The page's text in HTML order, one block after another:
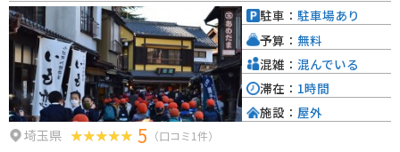
ブームも重なり「映え」スポットとしても大いに楽しめます。
埼玉県 5 （口コミ1件）
駐車： 駐車場あり
予算： 無料
混雑： 混んでいる
滞在： 1時間
施設： 屋外